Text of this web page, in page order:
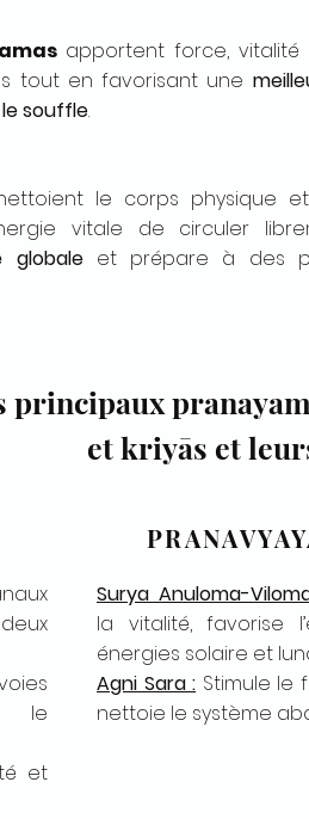
apportent force, vitalité
tout en favorisant une
souffle.
le corps physique et
vitale de circuler
globaleet prépare à des
principaux
et kriyās et
le
et
Surya Anuloma-
la vitalité, favorise
énergies solaire et
Agni Sara : Stimule le
nettoie le système